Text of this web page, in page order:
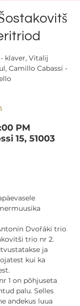
klaver, Vitalij
Camillo Cabassi -
PM
15, 51003
Dvořáki trio
trio nr 2.
ja
kui ka
1 on põhjuseta
palu. Selles
andekus luua